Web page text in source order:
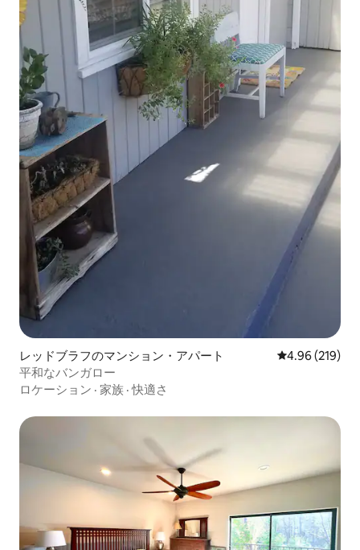
レッドブラフのマンション・アパート レビュー219
4.96 (219)
平和なバンガロー
ロケーション · 家族 ·快適さ